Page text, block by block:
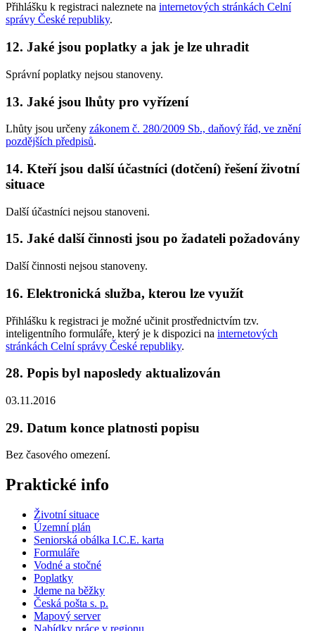
Přihlášku k registraci naleznete na internetových stránkách Celní
správy České republiky.
12. Jaké jsou poplatky a jak je lze uhradit
Správní poplatky nejsou stanoveny.
13. Jaké jsou lhůty pro vyřízení
Lhůty jsou určeny zákonem č. 280/2009 Sb., daňový řád, ve znění
pozdějších předpisů.
14. Kteří jsou další účastníci (dotčení) řešení životní
situace
Další účastníci nejsou stanoveni.
15. Jaké další činnosti jsou po žadateli požadovány
Další činnosti nejsou stanoveny.
16. Elektronická služba, kterou lze využít
Přihlášku k registraci je možné učinit prostřednictvím tzv.
inteligentního formuláře, který je k dispozici na internetových
stránkách Celní správy České republiky.
28. Popis byl naposledy aktualizován
03.11.2016
29. Datum konce platnosti popisu
Bez časového omezení.
Praktické info
Životní situace
Územní plán
Seniorská obálka I.C.E. karta
Formuláře
Vodné a stočné
Poplatky
Jdeme na běžky
Česká pošta s. p.
Mapový server